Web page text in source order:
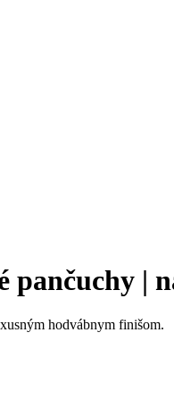
|
hodvábnym finišom.